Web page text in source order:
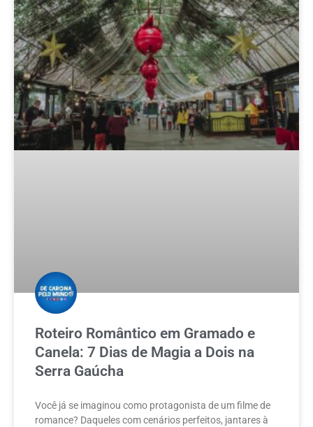
Roteiro Romântico em Gramado e
Canela: 7 Dias de Magia a Dois na
Serra Gaúcha
Você já se imaginou como protagonista de um filme de
romance? Daqueles com cenários perfeitos, jantares à